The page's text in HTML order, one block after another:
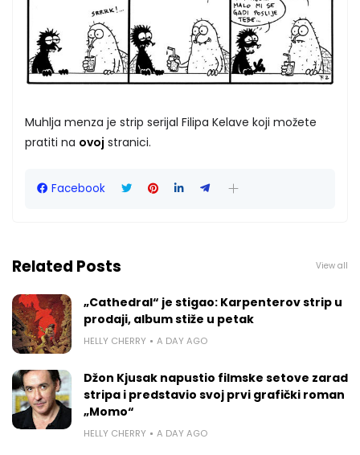
Muhlja menza je strip serijal Filipa Kelave koji možete
pratiti na ovoj stranici.
Facebook
Related Posts View all
„Cathedral“ je stigao: Karpenterov strip u
prodaji, album stiže u petak
HELLY CHERRY A DAY AGO
Džon Kjusak napustio filmske setove zarad
stripa i predstavio svoj prvi grafički roman
„Momo“
HELLY CHERRY A DAY AGO